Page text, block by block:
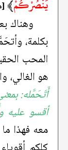
يَنْصُرْكُمْ﴾
وهناك
بكلمة،
المحب
هو الغالي،
أَتَحَمَّله:
أقسو عليه
معه فهذا